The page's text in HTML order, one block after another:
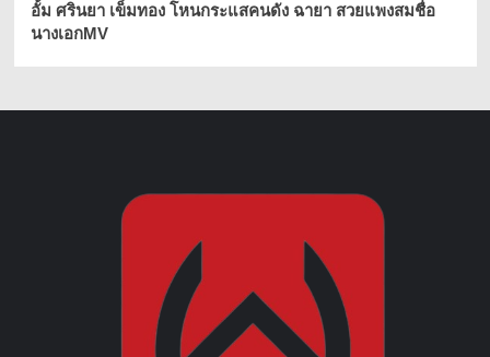
อั้ม ศรินยา เข็มทอง โหนกระแสคนดัง ฉายา สวยแพงสมชื่อ
นางเอกMV